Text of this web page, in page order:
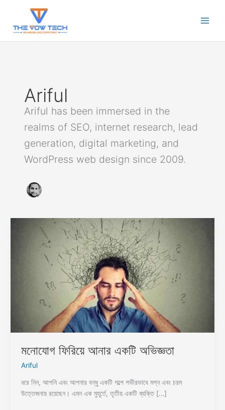
content
Ariful
Ariful has been immersed in the
realms of SEO, internet research, lead
generation, digital marketing, and
WordPress web design since 2009.
মনোযোগ ফিরিয়ে আনার একটি অভিজ্ঞতা
Ariful
ধরে নিন, আপনি এবং আপনার বন্ধু একটি গল্পে গভীরভাবে মগ্ন এবং চরম
উত্তেজনায় রয়েছেন। এমন এক মুহূর্তে, তৃতীয় একটি ব্যক্তি […]